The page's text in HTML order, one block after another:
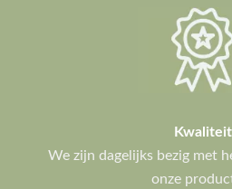
Kwaliteit
We zijn dagelijks bezig met
onze